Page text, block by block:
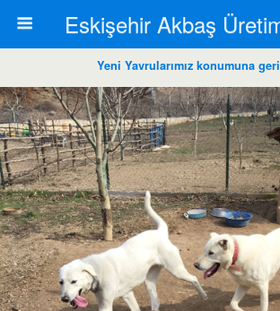
Yeni Yavrularımız konumuna